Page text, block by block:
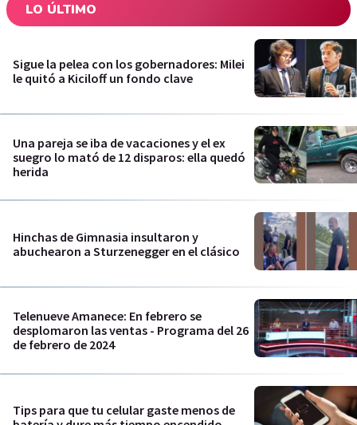
LO ÚLTIMO
Sigue la pelea con los gobernadores: Milei
le quitó a Kiciloff un fondo clave
Una pareja se iba de vacaciones y el ex
suegro lo mató de 12 disparos: ella quedó
herida
Hinchas de Gimnasia insultaron y
abuchearon a Sturzenegger en el clásico
Telenueve Amanece: En febrero se
desplomaron las ventas - Programa del 26
de febrero de 2024
Tips para que tu celular gaste menos de